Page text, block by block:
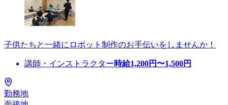
子供たちと一緒にロボット制作のお手伝いをしませんか！
講師・インストラクター時給1,200円〜1,500円
勤務地